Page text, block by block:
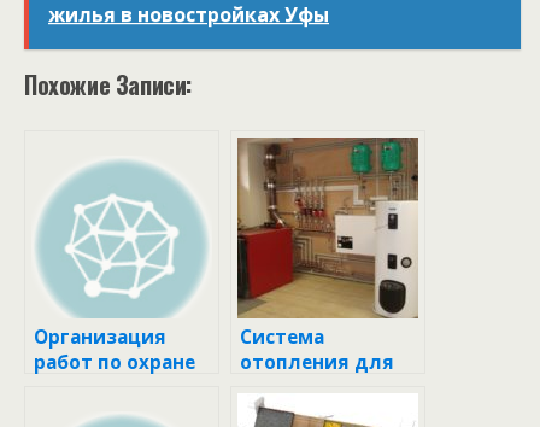
жилья в новостройках Уфы
Похожие Записи:
Организация
работ по охране
объектов
Система
отопления для
загородного
дома